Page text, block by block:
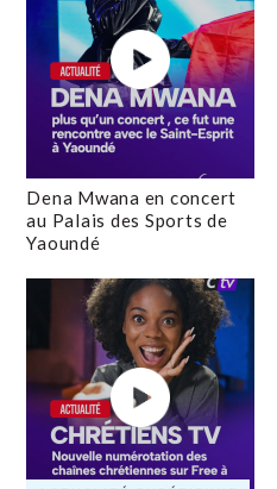
Dena Mwana en concert
au Palais des Sports de
Yaoundé